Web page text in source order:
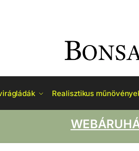
Realisztikus